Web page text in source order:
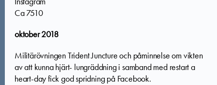
Ca 7510
oktober 2018
Militärövningen Trident Juncture och påminnelse om vikten
av att kunna hjärt- lungräddning i samband med restart a
heart-day fick god spridning på Facebook.